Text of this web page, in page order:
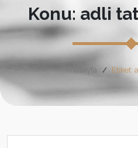
Konu: adli
Anasayfa Etiket: